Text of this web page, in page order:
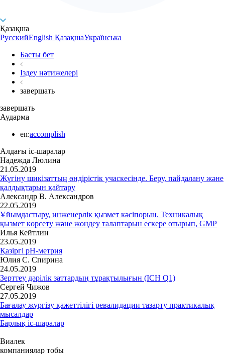
Қазақша
РусскийEnglish ҚазақшаУкраїнська
Басты бет
Іздеу нәтижелері
завершать
завершать
Аударма
en:accomplish
Алдағы іс-шаралар
Надежда Люлина
21.05.2019
Жүгіну шикізаттың өндірістік учаскесінде. Беру, пайдалану және
қалдықтарын қайтару
Александр В. Александров
22.05.2019
Ұйымдастыру, инженерлік қызмет кәсіпорын. Техникалық
қызмет көрсету және жөндеу талаптарын ескере отырып, GMP
Илья Кейтлин
23.05.2019
Қазіргі рН-метрия
Юлия С. Спирина
24.05.2019
Зерттеу дәрілік заттардың тұрақтылығын (ICH Q1)
Сергей Чижов
27.05.2019
Бағалау жүргізу қажеттілігі ревалидации тазарту практикалық
мысалдар
Барлық іс-шаралар
Виалек
компаниялар тобы